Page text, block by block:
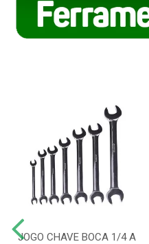
JOGO CHAVE BOCA 1/4 A